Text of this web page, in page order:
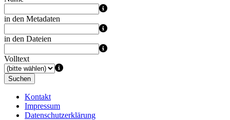
in den Metadaten
in den Dateien
Volltext
Suchen
Kontakt
Impressum
Datenschutzerklärung